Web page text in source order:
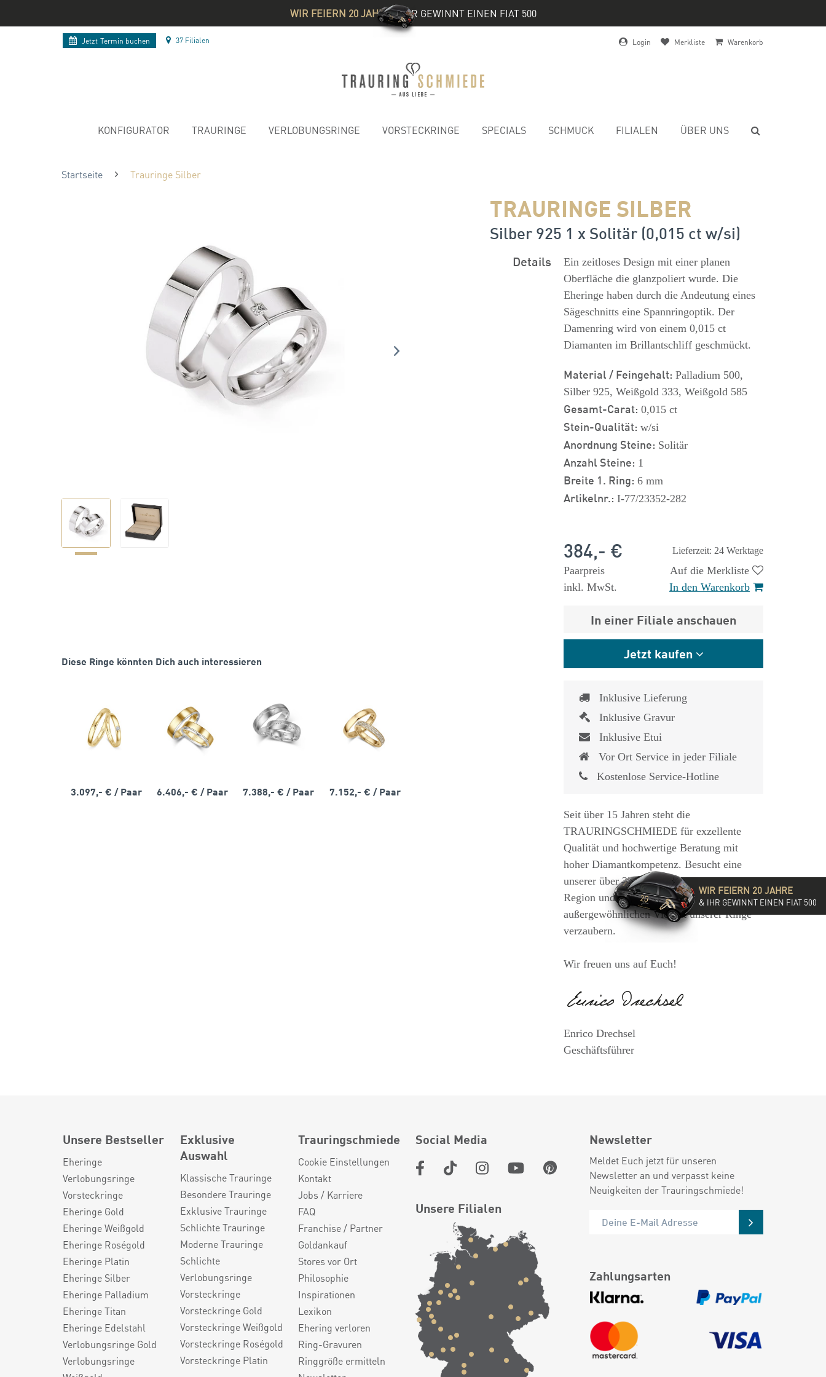
WIR FEIERN 20 JAHRE& IHR GEWINNT EINEN FIAT 500
Jetzt Termin buchen 37 Filialen Login Merkliste Warenkorb
KONFIGURATOR TRAURINGE VERLOBUNGSRINGE VORSTECKRINGE SPECIALS SCHMUCK FILIALEN ÜBER UNS
Startseite Trauringe Silber
TRAURINGE SILBER
Silber 925 1 x Solitär (0,015 ct w/si)
Diese Ringe könnten Dich auch interessieren
3.097,- € / Paar 6.406,- €/ Paar 7.388,- €/ Paar 7.152,- € / Paar
Details
Ein zeitloses Design mit einer planen
Oberfläche die glanzpoliert wurde. Die
Eheringe haben durch die Andeutung eines
Sägeschnitts eine Spannringoptik. Der
Damenring wird von einem 0,015 ct
Diamanten im Brillantschliff geschmückt.
Material / Feingehalt: Palladium 500,
Silber 925, Weißgold 333, Weißgold 585
Gesamt-Carat: 0,015 ct
Stein-Qualität: w/si
Anordnung Steine: Solitär
Anzahl Steine: 1
Breite 1. Ring: 6 mm
Artikelnr.: I-77/23352-282
Lieferzeit: 24 Werktage
384,- €
Paarpreis
inkl. MwSt.
Auf die Merkliste
In den Warenkorb
In einer Filiale anschauen
Jetzt kaufen
Inklusive Lieferung
Inklusive Gravur
Inklusive Etui
Vor Ort Service in jeder Filiale
Kostenlose Service-Hotline
Seit über 15 Jahren steht die
TRAURINGSCHMIEDE für exzellente
Qualität und hochwertige Beratung mit
hoher Diamantkompetenz. Besucht eine
unserer über 35 Filialen in der DACH-
Region und lasst Euch von der
außergewöhnlichen Vielfalt unserer Ringe
verzaubern.
Wir freuen uns auf Euch!
Enrico Drechsel
Geschäftsführer
Unsere Bestseller
Eheringe
Verlobungsringe
Vorsteckringe
Eheringe Gold
Eheringe Weißgold
Eheringe Roségold
Eheringe Platin
Eheringe Silber
Eheringe Palladium
Eheringe Titan
Eheringe Edelstahl
Verlobungsringe Gold
Verlobungsringe
Exklusive
Auswahl
Klassische Trauringe
Besondere Trauringe
Exklusive Trauringe
Schlichte Trauringe
Moderne Trauringe
Schlichte
Verlobungsringe
Vorsteckringe
Vorsteckringe Gold
Vorsteckringe Weißgold
Vorsteckringe Roségold
Vorsteckringe Platin
Trauringschmiede
Cookie Einstellungen
Kontakt
Jobs / Karriere
FAQ
Franchise / Partner
Goldankauf
Stores vor Ort
Philosophie
Inspirationen
Lexikon
Ehering verloren
Ring-Gravuren
Ringgröße ermitteln
Social Media
Unsere Filialen
Newsletter
Meldet Euch jetzt für unseren
Newsletter an und verpasst keine
Neuigkeiten der Trauringschmiede!
Zahlungsarten
WIR FEIERN 20 JAHRE
& IHR GEWINNT EINEN FIAT 500